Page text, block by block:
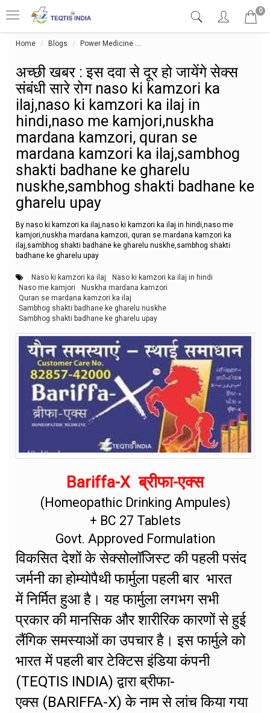
0
Home Blogs Power Medicine
अच्छी खबर : इस दवा से दूर हो जायेंगे सेक्स
संबंधी सारे रोग naso ki kamzori ka
ilaj,naso ki kamzori ka ilaj in
hindi,naso me kamjori,nuskha
mardana kamzori, quran se
mardana kamzori ka ilaj,sambhog
shakti badhane ke gharelu
nuskhe,sambhog shakti badhane ke
gharelu upay
By naso ki kamzori ka ilaj,naso ki kamzori ka ilaj in hindi,naso me
kamjori,nuskha mardana kamzori, quran se mardana kamzori ka
ilaj,sambhog shakti badhane ke gharelu nuskhe,sambhog shakti
badhane ke gharelu upay
Naso ki kamzori ka ilaj
Naso ki kamzori ka ilaj in hindi
Naso me kamjori
Nuskha mardana kamzori
Quran se mardana kamzori ka ilaj
Sambhog shakti badhane ke gharelu nuskhe
Sambhog shakti badhane ke gharelu upay
Bariffa-X ब्रीफा-एक्स
(Homeopathic Drinking Ampules)
+ BC 27 Tablets
Govt. Approved Formulation
विकसित देशों के सेक्सोलॉजिस्ट की पहली पसंद
जर्मनी का होम्योपैथी फार्मुला पहली बार भारत
में निर्मित हुआ है। यह फार्मुला लगभग सभी
प्रकार की मानसिक और शारीरिक कारणों से हुई
लैंगिक समस्याओं का उपचार है। इस फार्मुले को
भारत में पहली बार टेक्टिस इंडिया कंपनी
(TEQTIS INDIA) द्वारा ब्रीफा-
एक्स (BARIFFA-X) के नाम से लांच किया गया